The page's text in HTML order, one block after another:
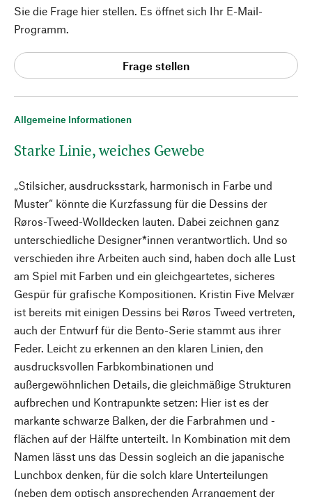
Allgemeine Informationen
Starke Linie, weiches Gewebe
„Stilsicher, ausdrucksstark, harmonisch in Farbe und
Muster“ könnte die Kurzfassung für die Dessins der
Røros-Tweed-Wolldecken lauten. Dabei zeichnen ganz
unterschiedliche Designer*innen verantwortlich. Und so
verschieden ihre Arbeiten auch sind, haben doch alle Lust
am Spiel mit Farben und ein gleichgeartetes, sicheres
Gespür für grafische Kompositionen. Kristin Five Melvær
ist bereits mit einigen Dessins bei Røros Tweed vertreten,
auch der Entwurf für die Bento-Serie stammt aus ihrer
Feder. Leicht zu erkennen an den klaren Linien, den
ausdrucksvollen Farbkombinationen und
außergewöhnlichen Details, die gleichmäßige Strukturen
aufbrechen und Kontrapunkte setzen: Hier ist es der
markante schwarze Balken, der die Farbrahmen und -
flächen auf der Hälfte unterteilt. In Kombination mit dem
Namen lässt uns das Dessin sogleich an die japanische
Lunchbox denken, für die solch klare Unterteilungen
(neben dem optisch ansprechenden Arrangement der
Sie die Frage hier stellen. Es öffnet sich Ihr E-Mail-
Programm.
Frage stellen